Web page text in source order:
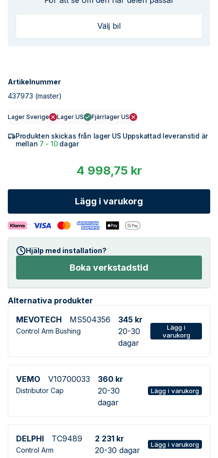
Välj bil
Artikelnummer
437973 (master)
Lager Sverige Lager US Fjärrlager US
Produkten skickas från lager US Uppskattad leveranstid är
mellan 7 - 10dagar
4 998,75 kr
Lägg i varukorg
Hjälp med installation?
Boka verkstadstid
Alternativa produkter
MEVOTECH
MS504356
Control Arm Bushing
345 kr
20-30
dagar
Lägg i
varukorg
VEMO V10700033
Distributor Cap
360 kr
20-30
dagar
Lägg i varukorg
DELPHI TC9489
Control Arm
2 231 kr
20-30 dagar
Lägg i varukorg